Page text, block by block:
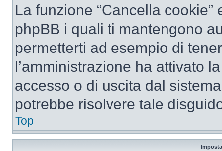
La funzione “Cancella
phpBB i quali ti mantengono
permetterti ad esempio di
l’amministrazione ha attivato
accesso o di uscita dal
potrebbe risolvere tale
Top